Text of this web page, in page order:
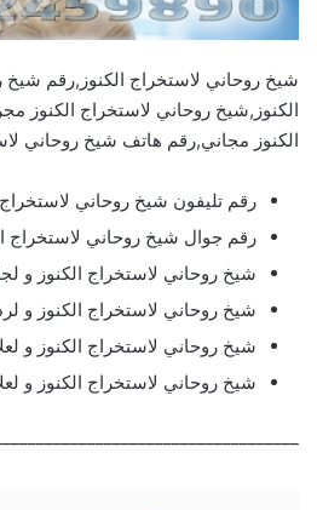
شيخ روحاني لاستخراج الكنوز,رقم شيخ
الكنوز,شيخ روحاني لاستخراج الكنوز
الكنوز مجاني,رقم هاتف شيخ روحاني
رقم تليفون شيخ روحاني لاستخراج
رقم جوال شيخ روحاني لاستخراج
شيخ روحاني لاستخراج الكنوز و
شيخ روحاني لاستخراج الكنوز و
شيخ روحاني لاستخراج الكنوز و
شيخ روحاني لاستخراج الكنوز و